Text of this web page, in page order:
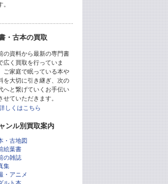
。
・古本の買取
の資料から最新の専門書
広く買取を行っていま
ご家庭で眠っている本や
を大切に引き継ぎ、次の
へと繋げていくお手伝い
せていただきます。
しくはこちら
ンル別買取案内
・古地図
絵葉書
の雑誌
集
・アニメ